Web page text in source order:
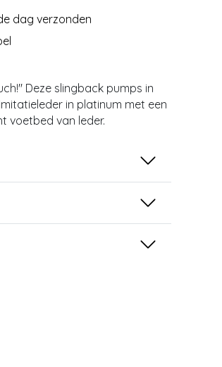
dag verzonden
Deze slingback pumps in
in platinum met een
voetbed van leder.